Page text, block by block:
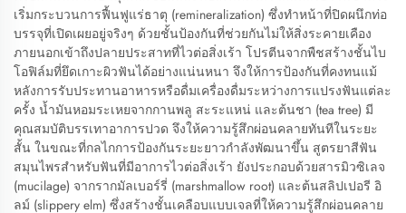
เริ่มกระบวนการฟื้นฟูแร่ธาตุ (remineralization) ซึ่งทำหน้าที่ปิดผนึกท่อ
บรรจุที่เปิดเผยอยู่จริงๆ ด้วยชั้นป้องกันที่ช่วยกันไม่ให้สิ่งระคายเคือง
ภายนอกเข้าถึงปลายประสาทที่ไวต่อสิ่งเร้า โปรตีนจากพืชสร้างชั้นไบ
โอฟิล์มที่ยึดเกาะผิวฟันได้อย่างแน่นหนา จึงให้การป้องกันที่คงทนแม้
หลังการรับประทานอาหารหรือดื่มเครื่องดื่มระหว่างการแปรงฟันแต่ละ
ครั้ง น้ำมันหอมระเหยจากกานพลู สะระแหน่ และต้นชา (tea tree) มี
คุณสมบัติบรรเทาอาการปวด จึงให้ความรู้สึกผ่อนคลายทันทีในระยะ
สั้น ในขณะที่กลไกการป้องกันระยะยาวกำลังพัฒนาขึ้น สูตรยาสีฟัน
สมุนไพรสำหรับฟันที่มีอาการไวต่อสิ่งเร้า ยังประกอบด้วยสารมิวซิเลจ
(mucilage) จากรากมัลเบอร์รี่ (marshmallow root) และต้นสลิปเปอรี อิ
ลม์ (slippery elm) ซึ่งสร้างชั้นเคลือบแบบเจลที่ให้ความรู้สึกผ่อนคลาย